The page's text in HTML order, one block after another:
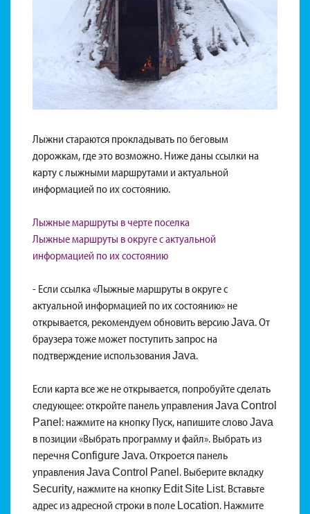
Лыжни стараются прокладывать по беговым
дорожкам, где это возможно. Ниже даны ссылки на
карту с лыжными маршрутами и актуальной
информацией по их состоянию.
Лыжные маршруты в черте поселка
Лыжные маршруты в округе с актуальной
информацией по их состоянию
- Если ссылка «Лыжные маршруты в округе с
актуальной информацией по их состоянию» не
открывается, рекомендуем обновить версию Java. От
браузера тоже может поступить запрос на
подтверждение использования Java.
Если карта все же не открывается, попробуйте сделать
следующее: откройте панель управления Java Control
Panel: нажмите на кнопку Пуск, напишите слово Java
в позиции «Выбрать программу и файл». Выбрать из
перечня Configure Java. Откроется панель
управления Java Control Panel. Выберите вкладку
Security, нажмите на кнопку Edit Site List. Вставьте
адрес из адресной строки в поле Location. Нажмите
Footer
menu